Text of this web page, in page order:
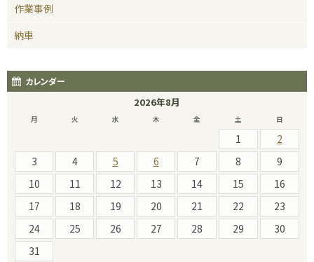
作業事例
納車
カレンダー
2026年8月
月 火 水 木 金 土 日
1
2
3
4 5 6 7 8
9
10
11 12 13 14 15
16
17
18 19 20 21 22
23
24
25 26 27 28 29
30
31